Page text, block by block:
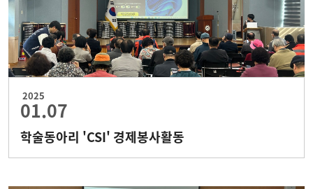
2025
01.07
학술동아리 'CSI' 경제봉사활동